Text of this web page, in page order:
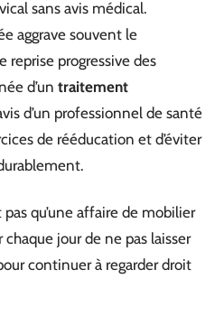
sans avis médical.
aggrave souvent le
reprise progressive des
d’un traitement
d’un professionnel de santé
de rééducation et d’éviter
pas qu’une affaire de mobilier
chaque jour de ne pas laisser
continuer à regarder droit